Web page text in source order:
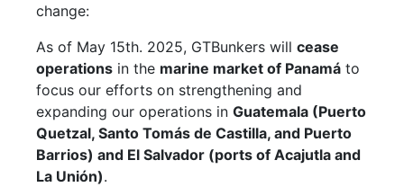
change:
As of May 15th. 2025, GTBunkers will cease
operations in the marine market of Panamá to
focus our efforts on strengthening and
expanding our operations in Guatemala (Puerto
Quetzal, Santo Tomás de Castilla, and Puerto
Barrios) and El Salvador (ports of Acajutla and
La Unión).